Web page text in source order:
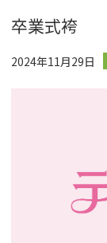
卒業式袴
2024年11月29日